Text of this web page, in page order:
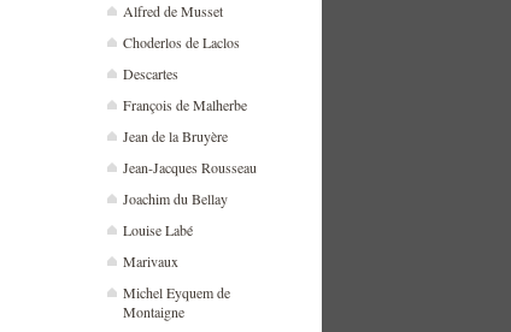
Alfred de Musset
Choderlos de Laclos
Descartes
François de Malherbe
Jean de la Bruyère
Jean-Jacques Rousseau
Joachim du Bellay
Louise Labé
Marivaux
Michel Eyquem de
Montaigne